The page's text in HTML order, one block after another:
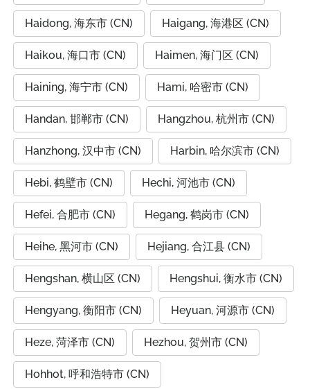
Haidong, 海东市 (CN) Haigang, 海港区 (CN)
Haikou, 海口市 (CN) Haimen, 海门区 (CN)
Haining, 海宁市 (CN) Hami, 哈密市 (CN)
Handan, 邯郸市 (CN) Hangzhou, 杭州市 (CN)
Hanzhong, 汉中市 (CN) Harbin, 哈尔滨市 (CN)
Hebi, 鹤壁市 (CN) Hechi, 河池市 (CN)
Hefei, 合肥市 (CN) Hegang, 鹤岗市 (CN)
Heihe, 黑河市 (CN) Hejiang, 合江县 (CN)
Hengshan, 横山区 (CN) Hengshui, 衡水市 (CN)
Hengyang, 衡阳市 (CN) Heyuan, 河源市 (CN)
Heze, 菏泽市 (CN) Hezhou, 贺州市 (CN)
Hohhot, 呼和浩特市 (CN)